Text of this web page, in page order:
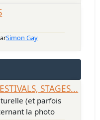
Simon Gay
STAGES...
(et parfois
la photo